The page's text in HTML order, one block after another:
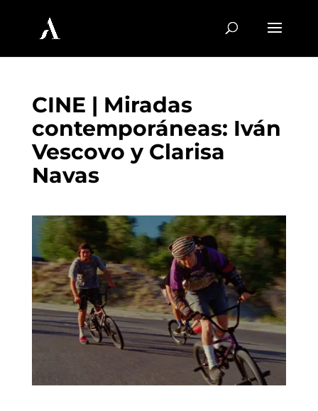
CINE | Miradas
contemporáneas: Iván
Vescovo y Clarisa
Navas